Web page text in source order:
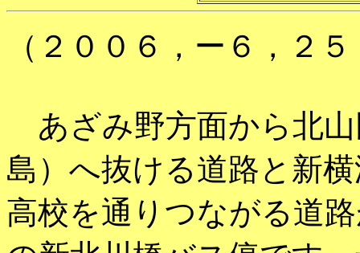
（２００６，ー６，２
あざみ野方面から北
島）へ抜ける道路と新
高校を通りつながる道